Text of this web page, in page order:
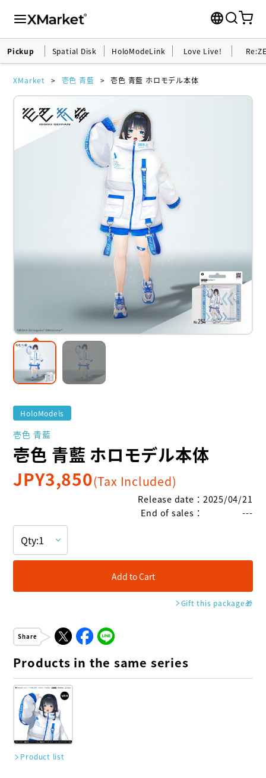
Pickup Spatial Disk HoloModeLink Love Live!
XMarket 壱色 青藍 壱色 青藍 ホロモデル本体
HoloModels
壱色 青藍
壱色 青藍 ホロモデル本体
JPY3,850(Tax Included)
Release date ： 2025/04/21
End of sales ： ---
Add to Cart
Gift this package🎁
Share
Products in the same series
Product list